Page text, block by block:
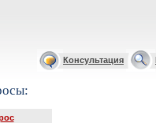
Консультация